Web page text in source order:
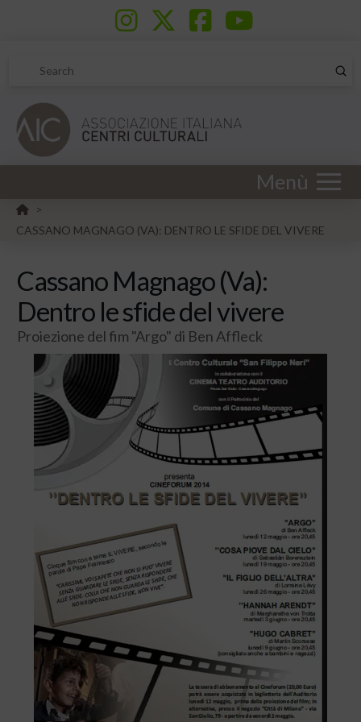
Search
Menù
HOME
>
CASSANO MAGNAGO (VA): DENTRO LE SFIDE DEL VIVERE
Cassano Magnago (Va):
Dentro le sfide del vivere
Proiezione del fim "Argo" di Ben Affleck